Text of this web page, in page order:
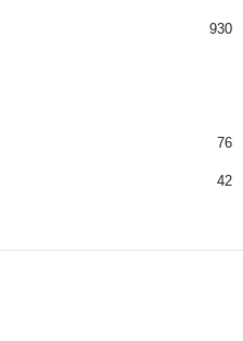
930
76
42